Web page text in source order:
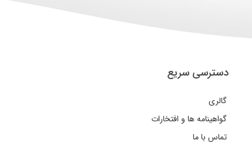
دسترسی سریع
گالری
گواهینامه ها و افتخارات
تماس با ما